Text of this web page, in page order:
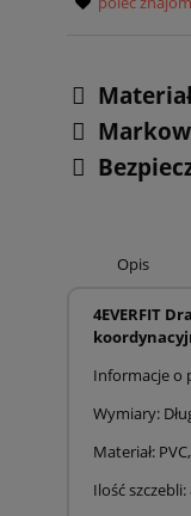
Opis
4EVERFIT
Informacje o
Wymiary:
Materiał:
Ilość szczebli: